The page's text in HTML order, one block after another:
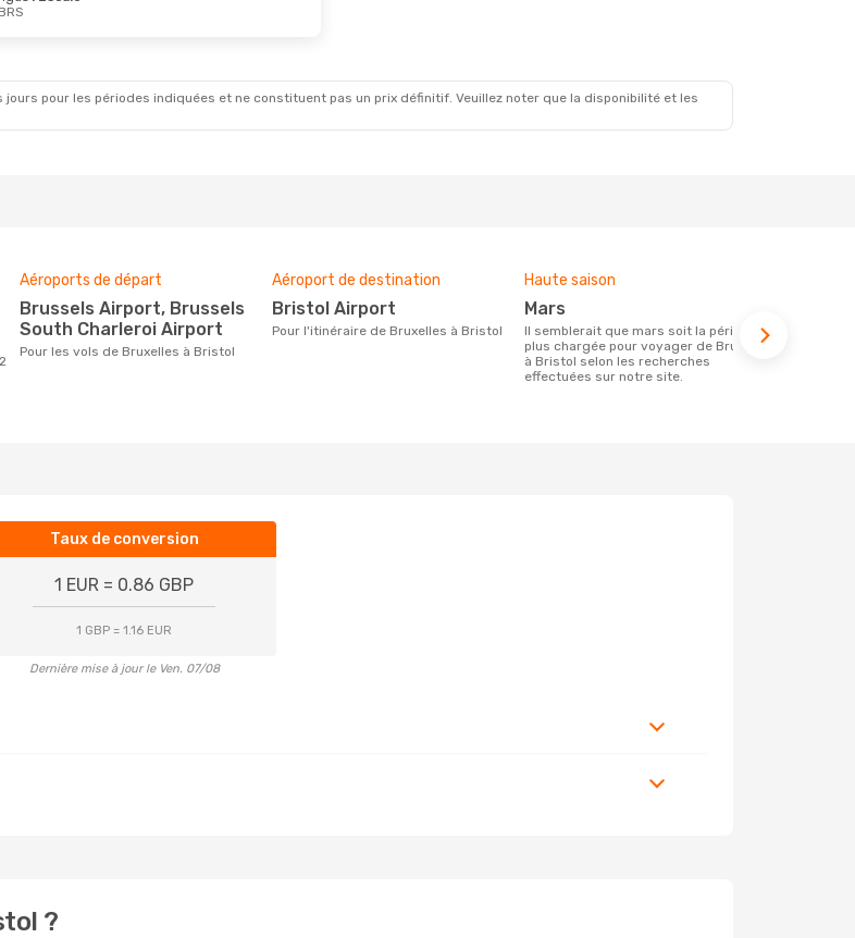
BRU
- BRS
Aer Lingus 1 Escale
pour les périodes indiquées et ne constituent pas un prix définitif. Veuillez noter que la disponibilité et les
Aéroports de départ
Brussels Airport, Brussels
South Charleroi Airport
Pour les vols de Bruxelles à Bristol
Aéroport de destination
Bristol Airport
Pour l'itinéraire de Bruxelles à Bristol
Haute saison
mars
Il semblerait que mars soit la période la
plus chargée pour voyager de Bruxelles
à Bristol selon les recherches
effectuées sur notre site.
Taux de conversion
1 EUR = 0.86 GBP
1 GBP = 1.16 EUR
Dernière mise à jour le Ven. 07/08
?